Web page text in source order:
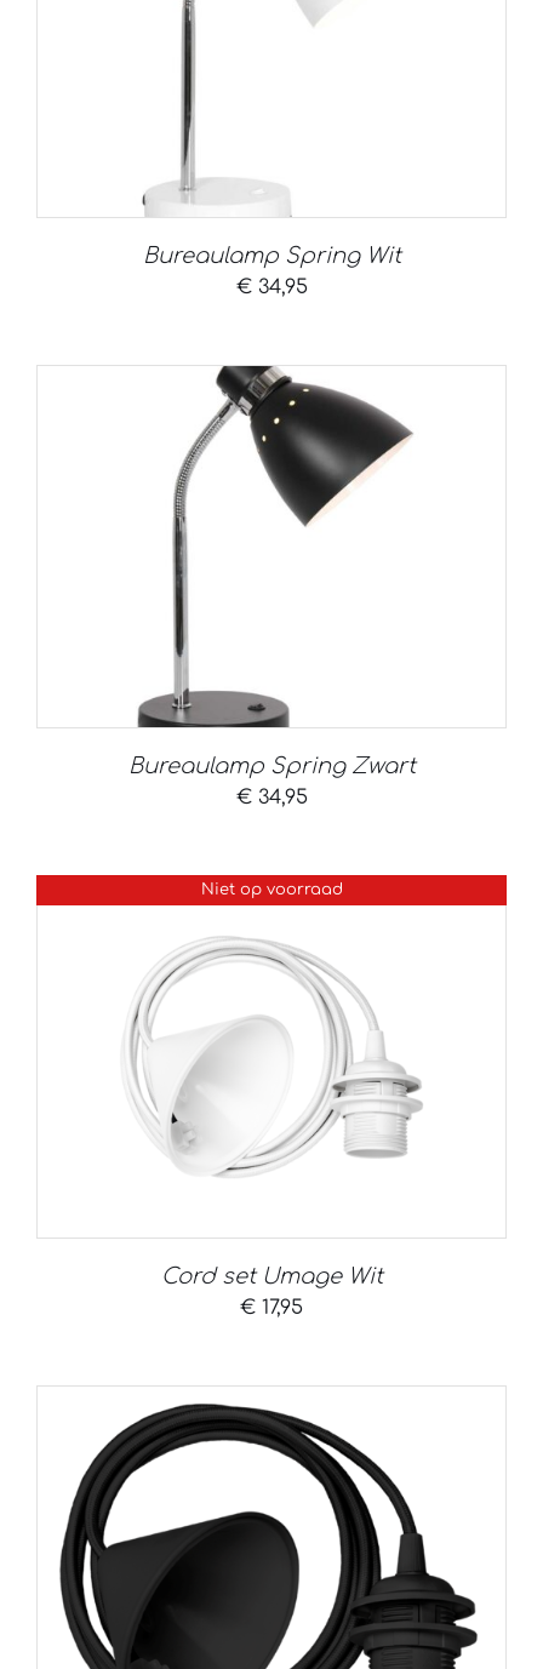
Bureaulamp Spring Wit
€34,95
Bureaulamp Spring Zwart
€34,95
Niet op voorraad
Cord set Umage Wit
€ 17,95